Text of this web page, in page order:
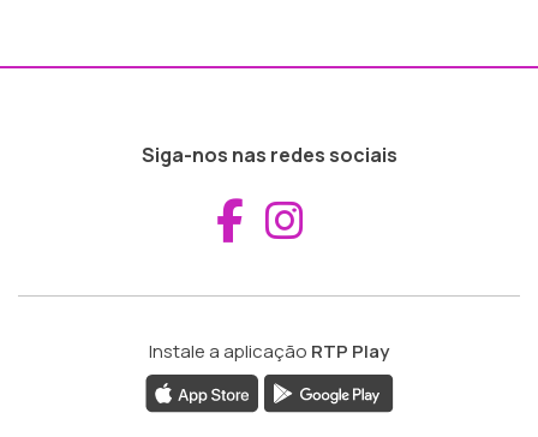
Siga-nos nas redes sociais
Aceder ao
Instale a aplicação RTP Play